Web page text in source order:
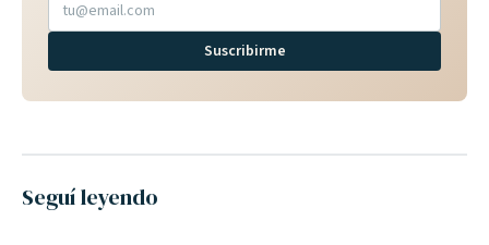
Suscribirme
Seguí leyendo